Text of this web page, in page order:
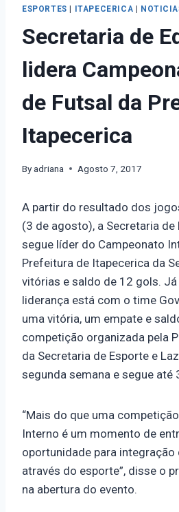
ESPORTES ITAPECERICA
Secretaria de
lidera
de Futsal da
Itapecerica
Byadriana Agosto 7, 2017
A partir do resultado dos
(3 de agosto), a Secretaria de
segue líder do Campeonato
Prefeitura de Itapecerica da
vitórias e saldo de 12 gols. Já
liderança está com o time
uma vitória, um empate e
competição organizada pela
da Secretaria de Esporte e
segunda semana e segue até
“Mais do que uma
Interno é um momento de
oportunidade para
através do esporte”, disse o
na abertura do evento.